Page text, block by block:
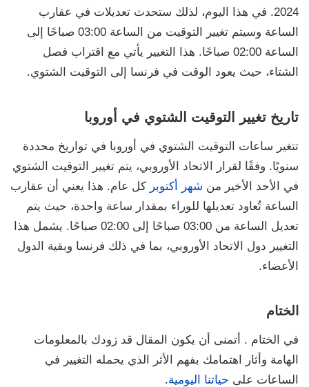
2024. في هذا اليوم، لذلك ستحدث تعديلات في عقارب
الساعة وسيتم تغيير التوقيت من الساعة 03:00 صباحًا إلى
الساعة 02:00 صباحًا. هذا التغيير يأتي مع اقتراب فصل
الشتاء، حيث يعود الوقت في فرنسا إلى التوقيت الشتوي.
تاريخ تغيير التوقيت الشتوي في أوروبا
تتغير ساعات التوقيت الشتوي في أوروبا في تواريخ محددة
سنويًا. وفقًا لقرار الاتحاد الأوروبي، يتم تغيير التوقيت الشتوي
في الأحد الأخير من شهر أكتوبر كل عام. هذا يعني أن عقارب
الساعة تُعاود تعديلها للوراء بمقدار ساعة واحدة، حيث يتم
تعديل الساعة من 03:00 صباحًا إلى 02:00 صباحًا. يشمل هذا
التغيير دول الاتحاد الأوروبي، بما في ذلك فرنسا وبقية الدول
الأعضاء.
الختام
في الختام . أتمنى أن يكون المقال قد زودك بالمعلومات
الهامة وأثار اهتمامك بفهم الأثر الذي يحمله التغيير في
الساعات على حياتنا اليومية.